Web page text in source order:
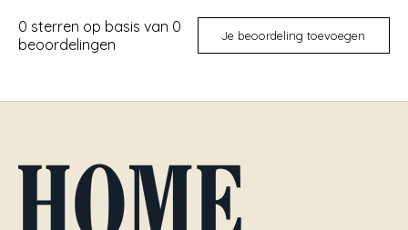
0 sterren op basis van 0
beoordelingen
Je beoordeling toevoegen